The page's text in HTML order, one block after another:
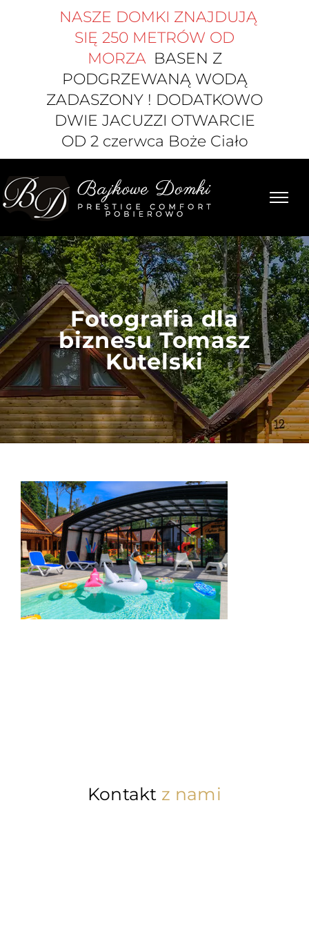
do
zawartości
Fotografia dla
biznesu Tomasz
Kutelski
Kontakt z nami
NASZE DOMKI ZNAJDUJĄ
SIĘ 250 METRÓW OD
MORZA BASEN Z
PODGRZEWANĄ WODĄ
ZADASZONY ! DODATKOWO
DWIE JACUZZI OTWARCIE
OD 2 czerwca Boże Ciało